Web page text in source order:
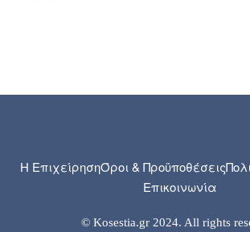
Η ΕπιχείρησηΌροι & Προϋποθέσεις
Επικοινωνία
© Kosestia.gr 2024. All rights